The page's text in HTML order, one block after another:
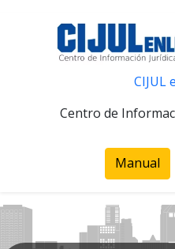
CIJUL
Centro de
Manual